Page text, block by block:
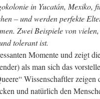
in Yucatán, Mexiko,
– und werden perfekte
Zwei Beispiele von vielen,
tolerant ist.
Momente und zeigt
als man sich das
Wissenschaftler zeigen
und natürlich den